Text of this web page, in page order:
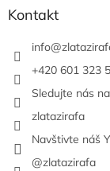
Kontakt
info@
+420 601 323
Sledujte nás
zlatazirafa
Navštivte náš
@zlatazirafa